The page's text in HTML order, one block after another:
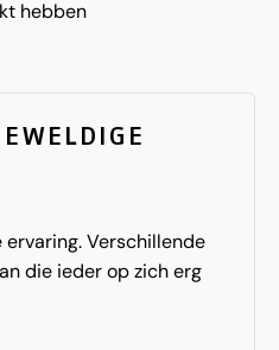
hebben
ervaring. Verschillende
die ieder op zich erg
de hotels en lodges